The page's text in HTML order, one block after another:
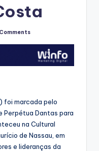
foi marcada pelo
Perpétua Dantas para
na Cultural
de Nassau, em
e lideranças da